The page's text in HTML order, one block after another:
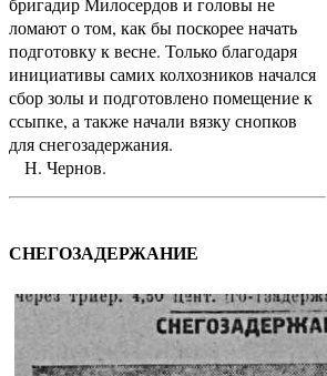
ломают о том, как бы поскорее начать
подготовку к весне. Только благодаря
инициативы самих колхозников начался
сбор золы и подготовлено помещение к
ссыпке, а также начали вязку снопков
для снегозадержания.
Н. Чернов.
СНЕГОЗАДЕРЖАНИЕ